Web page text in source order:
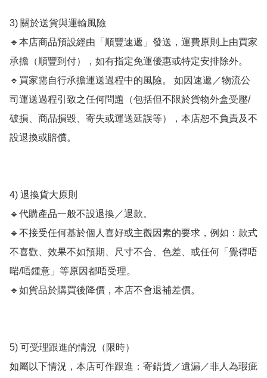
3) 關於送貨與運輸風險
🔹本店商品預設經由「順豐速遞」發送，運費原則上由買家
承擔（順豐到付），如有指定免運優惠或特定安排除外。
🔹買家需自行承擔運送過程中的風險。 如因速遞／物流公
司運送過程引致之任何問題（包括但不限於貨物外盒受壓/
破損、商品損毀、寄失或運送延誤等），本店恕不負責及不
設退換或賠償。
4) 退換貨大原則
🔹代購產品一般不設退換／退款。
🔹不接受任何基於個人喜好或主觀因素的要求，例如：款式
不喜歡、效果不如預期、尺寸不合、色差、或任何「覺得唔
啱/唔鍾意」等原因都唔受理。
🔹如貨品於購買後降價，本店不會退補差價。
5) 可受理跟進的情況（限時）
如屬以下情況，本店可作跟進：寄錯貨／遺漏／非人為瑕疵